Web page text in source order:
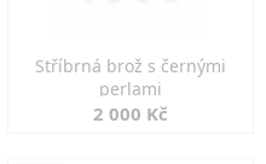
Stříbrná brož s černými
perlami
2 000 Kč